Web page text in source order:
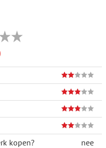
kopen?
nee